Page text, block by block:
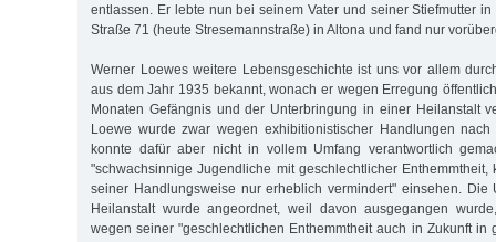
entlassen. Er lebte nun bei seinem Vater und seiner Stiefmutter
Straße 71 (heute Stresemannstraße) in Altona und fand nur
Werner Loewes weitere Lebensgeschichte ist uns vor allem
aus dem Jahr 1935 bekannt, wonach er wegen Erregung
Monaten Gefängnis und der Unterbringung in einer Heilanstalt
Loewe wurde zwar wegen exhibitionistischer Handlungen
konnte dafür aber nicht in vollem Umfang verantwortlich
"schwachsinnige Jugendliche mit geschlechtlicher Enthemmtheit,
seiner Handlungsweise nur erheblich vermindert" einsehen. Die
Heilanstalt wurde angeordnet, weil davon ausgegangen
wegen seiner "geschlechtlichen Enthemmtheit auch in Zukunft in